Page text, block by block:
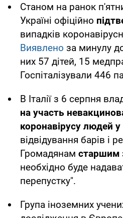
Станом на ранок
Україні офіційно
випадків
Виявлено за минулу
них 57 дітей, 15
Госпіталізували 446
В Італії з 6 серпня
на участь
коронавірусу людей
відвідування барів і
Громадянам старшим
необхідно буде
перепустку".
Група іноземних